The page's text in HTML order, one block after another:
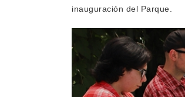
inauguración del Parque.